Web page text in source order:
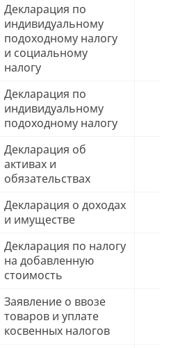
Декларация по
индивидуальному
подоходному налогу
и социальному
налогу
Декларация по
индивидуальному
подоходному налогу
Декларация об
активах и
обязательствах
Декларация о доходах
и имуществе
Декларация по налогу
на добавленную
стоимость
Заявление о ввозе
товаров и уплате
косвенных налогов